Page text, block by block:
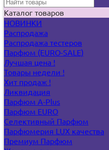
Каталог товаров
НОВИНКИ
Распродажа
Распродажа тестеров
Парфюм (EURO-SALE)
Лучшая цена !
Товары недели !
Хит продаж !
Ликвидация
Парфюм A-Plus
Парфюм EURO
Селективный Парфюм
Парфюмерия LUX качества
Премиум Парфюм